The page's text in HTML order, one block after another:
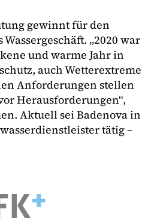
gewinnt für den
„2020 war
und warme Jahr in
auch Wetterextreme
Anforderungen stellen
Herausforderungen“,
Aktuell sei Badenova in
tätig –